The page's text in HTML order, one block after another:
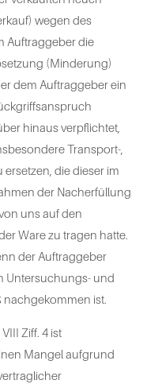
wegen des
Auftraggeber die
(Minderung)
dem Auftraggeber ein
hinaus verpflichtet,
Transport-,
die dieser im
der Nacherfüllung
uns auf den
Ware zu tragen hatte.
der Auftraggeber
Untersuchungs- und
ist.
Ziff. 4 ist
Mangel aufgrund